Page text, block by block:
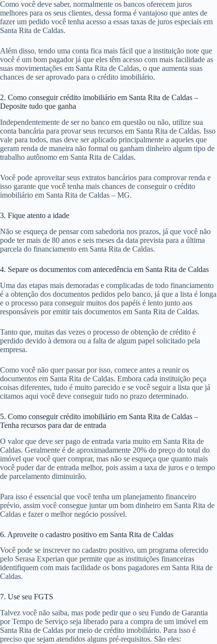
Como você deve saber, normalmente os bancos oferecem juros
melhores para os seus clientes, dessa forma é vantajoso que antes de
fazer um pedido você tenha acesso a essas taxas de juros especiais em
Santa Rita de Caldas.
Além disso, tendo uma conta fica mais fácil que a instituição note que
você é um bom pagador já que eles têm acesso com mais facilidade as
suas movimentações em Santa Rita de Caldas, o que aumenta suas
chances de ser aprovado para o crédito imobiliário.
2. Como conseguir crédito imobiliário em Santa Rita de Caldas –
Deposite tudo que ganha
Independentemente de ser no banco em questão ou não, utilize sua
conta bancária para provar seus recursos em Santa Rita de Caldas. Isso
vale para todos, mas deve ser aplicado principalmente a aqueles que
geram renda de maneira não formal ou ganham dinheiro algum tipo de
trabalho autônomo em Santa Rita de Caldas.
Você pode aproveitar seus extratos bancários para comprovar renda e
isso garante que você tenha mais chances de conseguir o crédito
imobiliário em Santa Rita de Caldas – MG.
3. Fique atento a idade
Não se esqueça de pensar com sabedoria nos prazos, já que você não
pode ter mais de 80 anos e seis meses da data prevista para a última
parcela do financiamento em Santa Rita de Caldas.
4. Separe os documentos com antecedência em Santa Rita de Caldas
Uma das etapas mais demoradas e complicadas de todo financiamento
é a obtenção dos documentos pedidos pelo banco, já que a lista é longa
e o processo para conseguir muitos dos papéis é lento junto aos
responsáveis por emitir tais documentos em Santa Rita de Caldas.
Tanto que, muitas das vezes o processo de obtenção de crédito é
perdido devido à demora ou a falta de algum papel solicitado pela
empresa.
Como você não quer passar por isso, comece antes a reunir os
documentos em Santa Rita de Caldas. Embora cada instituição peça
coisas diferentes, tudo é muito parecido e se você seguir a lista que já
citamos aqui você deve conseguir tudo no prazo determinado.
5. Como conseguir crédito imobiliário em Santa Rita de Caldas –
Tenha recursos para dar de entrada
O valor que deve ser pago de entrada varia muito em Santa Rita de
Caldas. Geralmente é de aproximadamente 20% do preço do total do
imóvel que você quer comprar, mas não se esqueça que quanto mais
você puder dar de entrada melhor, pois assim a taxa de juros e o tempo
de parcelamento diminuirão.
Para isso é essencial que você tenha um planejamento financeiro
prévio, assim você consegue juntar um bom dinheiro em Santa Rita de
Caldas e fazer o melhor negócio possível.
6. Aproveite o cadastro positivo em Santa Rita de Caldas
Você pode se inscrever no cadastro positivo, um programa oferecido
pelo Serasa Experian que permite que as instituições financeiras
identifiquem com mais facilidade os bons pagadores em Santa Rita de
Caldas.
7. Use seu FGTS
Talvez você não saiba, mas pode pedir que o seu Fundo de Garantia
por Tempo de Serviço seja liberado para a compra de um imóvel em
Santa Rita de Caldas por meio de crédito imobiliário. Para isso é
preciso que sejam atendidos alguns pré-requisitos. São eles: